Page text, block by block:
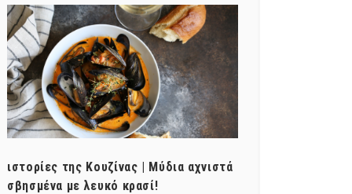
ιστορίες της Κουζίνας | Μύδια αχνιστά
σβησμένα με λευκό κρασί!